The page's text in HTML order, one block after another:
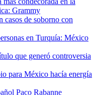
Grammy
de soborno con
en Turquía: México
que generó controversia
para México hacía energía
Paco Rabanne